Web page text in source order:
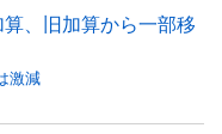
算、旧加算から一部移
激減